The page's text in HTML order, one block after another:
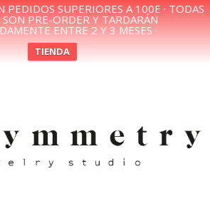
SUPERIORES A 100E · TODAS
SON PRE-ORDER Y TARDARÁN
ENTRE 2 Y 3 MESES ·
TIENDA